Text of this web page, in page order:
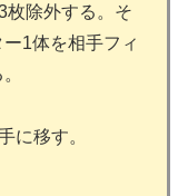
枚除外する。そ
1体を相手フィ
に移す。